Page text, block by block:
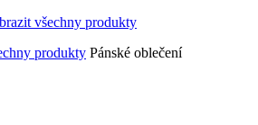
produkty Pánské oblečení